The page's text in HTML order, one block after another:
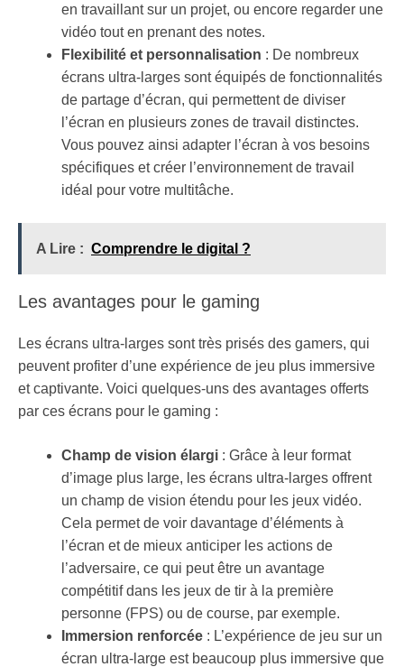
en travaillant sur un projet, ou encore regarder une
vidéo tout en prenant des notes.
Flexibilité et personnalisation : De nombreux
écrans ultra-larges sont équipés de fonctionnalités
de partage d’écran, qui permettent de diviser
l’écran en plusieurs zones de travail distinctes.
Vous pouvez ainsi adapter l’écran à vos besoins
spécifiques et créer l’environnement de travail
idéal pour votre multitâche.
A Lire : Comprendre le digital ?
Les avantages pour le gaming
Les écrans ultra-larges sont très prisés des gamers, qui
peuvent profiter d’une expérience de jeu plus immersive
et captivante. Voici quelques-uns des avantages offerts
par ces écrans pour le gaming :
Champ de vision élargi : Grâce à leur format
d’image plus large, les écrans ultra-larges offrent
un champ de vision étendu pour les jeux vidéo.
Cela permet de voir davantage d’éléments à
l’écran et de mieux anticiper les actions de
l’adversaire, ce qui peut être un avantage
compétitif dans les jeux de tir à la première
personne (FPS) ou de course, par exemple.
Immersion renforcée : L’expérience de jeu sur un
écran ultra-large est beaucoup plus immersive que